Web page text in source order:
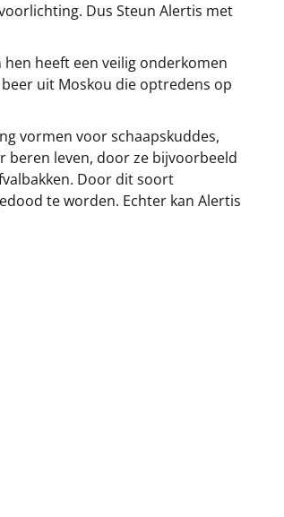
Dus Steun Alertis met
heeft een veilig onderkomen
uit Moskou die optredens op
vormen voor schaapskuddes,
beren leven, door ze bijvoorbeeld
Door dit soort
te worden. Echter kan Alertis